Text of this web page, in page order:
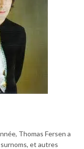
Thomas Fersen a
et autres